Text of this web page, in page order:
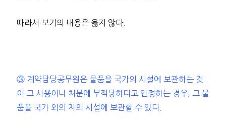
따라서 보기의 내용은 옳지 않다.
③ 계약담당공무원은 물품을 국가의 시설에 보관하는 것
이 그 사용이나 처분에 부적당하다고 인정하는 경우, 그 물
품을 국가 외의 자의 시설에 보관할 수 있다.